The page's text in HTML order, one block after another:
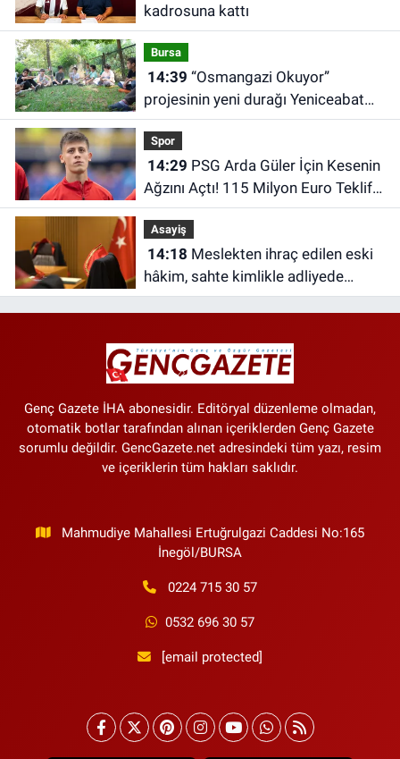
kadrosuna kattı
Bursa
14:39
projesinin yeni durağı Yeniceabat
oldu
Spor
14:29
Ağzını Açtı! 115 Milyon Euro Teklif
Edildi
Asayiş
14:18
hâkim, sahte kimlikle adliyede
yakalandı
Genç Gazete İHA abonesidir. Editöryal düzenleme olmadan,
otomatik botlar tarafından alınan içeriklerden Genç Gazete
sorumlu değildir. GencGazete.net adresindeki tüm yazı, resim
ve içeriklerin tüm hakları saklıdır.
Mahmudiye Mahallesi Ertuğrulgazi Caddesi No:165
İnegöl/BURSA
0224 715 30 57
0532 696 30 57
[email protected]